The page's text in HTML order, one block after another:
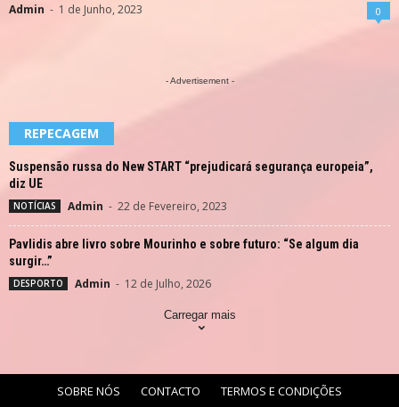
Admin - 1 de Junho, 2023 0
- Advertisement -
REPECAGEM
Suspensão russa do New START “prejudicará segurança europeia”,
diz UE
NOTÍCIAS Admin - 22 de Fevereiro, 2023
Pavlidis abre livro sobre Mourinho e sobre futuro: “Se algum dia
surgir…”
DESPORTO Admin - 12 de Julho, 2026
Carregar mais
SOBRE NÓS CONTACTO TERMOS E CONDIÇÕES